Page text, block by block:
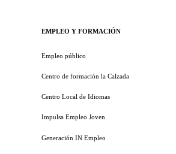
EMPLEO Y FORMACIÓN
Empleo público
Centro de formación la Calzada
Centro Local de Idiomas
Impulsa Empleo Joven
Generación IN Empleo